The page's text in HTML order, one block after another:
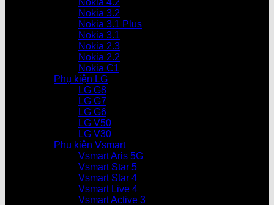
Nokia 4.2
Nokia 3.2
Nokia 3.1 Plus
Nokia 3.1
Nokia 2.3
Nokia 2.2
Nokia C1
Phụ kiện LG
LG G8
LG G7
LG G6
LG V50
LG V30
Phụ kiện Vsmart
Vsmart Aris 5G
Vsmart Star 5
Vsmart Star 4
Vsmart Live 4
Vsmart Active 3